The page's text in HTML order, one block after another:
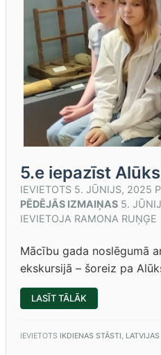
5.e iepazīst
IEVIETOTS 5. JŪNIJS, 2025
PĒDĒJĀS IZMAIŅAS 5.
IEVIETOJA RAMONA RUŅĢE
Mācību gada noslēgumā
ekskursijā – šoreiz pa
LASĪT TĀLĀK
IEPAZĪST
IEVIETOTS IKDIENAS STĀSTI,